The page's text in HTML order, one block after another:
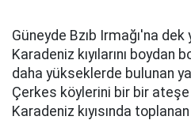
Güneyde Bzıb Irmağı'na dek
Karadeniz kıyılarını boydan
daha yükseklerde bulunan
Çerkes köylerini bir bir ateşe
Karadeniz kıyısında